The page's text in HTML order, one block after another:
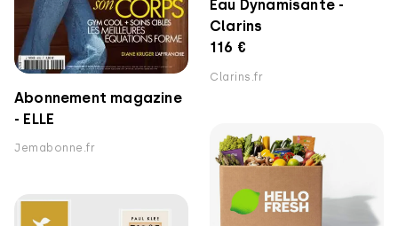
Eau Dynamisante -
Clarins
116 €
Clarins.fr
Abonnement magazine
- ELLE
Jemabonne.fr